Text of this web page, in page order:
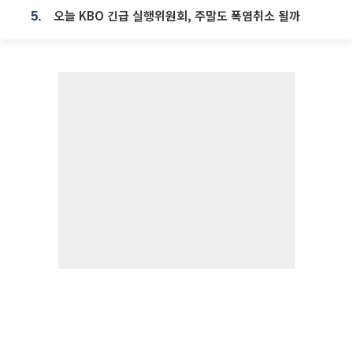
5. 오늘 KBO 긴급 실행위원회, 주말도 폭염취소 될까